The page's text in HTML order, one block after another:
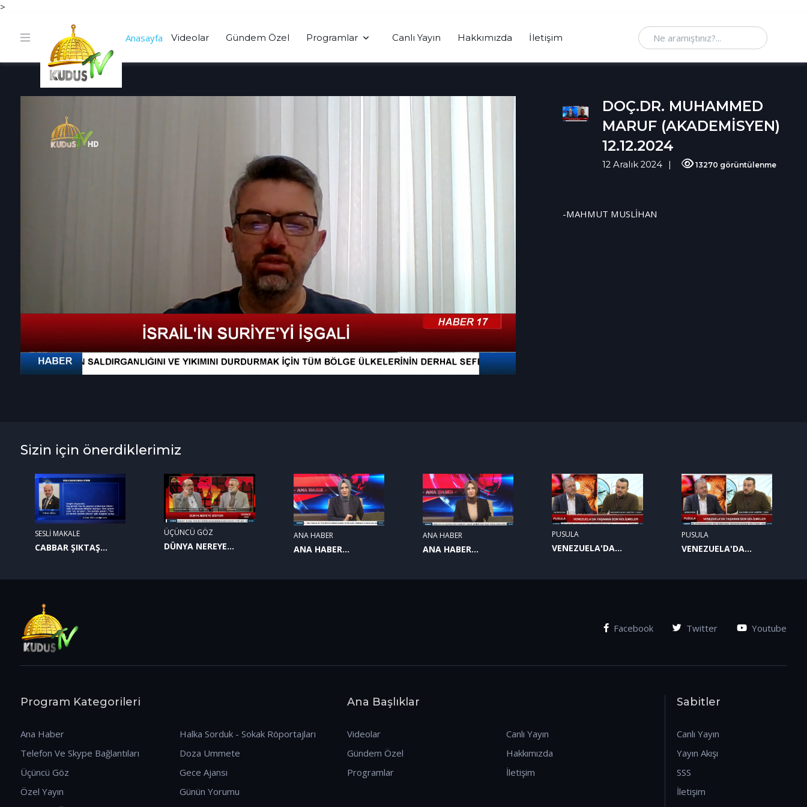
>
Anasayfa Videolar Gündem Özel Programlar Canlı Yayın Hakkımızda İletişim Ne aramıştınız
DOÇ.DR. MUHAMMED
MARUF (AKADEMİSYEN)
12.12.2024
12 Aralık 2024 13270 görüntülenme
-MAHMUT MUSLİHAN
Sizin için önerdiklerimiz
SESLİ MAKALE
CABBAR ŞIKTAŞ
ÜÇÜNCÜ GÖZ
DÜNYA NEREYE
ANA HABER
ANA HABER
ANA HABER
ANA HABER
PUSULA
VENEZUELA'DA
PUSULA
VENEZUELA'DA
Facebook Twitter Youtube
Program Kategorileri
Ana Haber
Telefon Ve Skype Bağlantıları
Üçüncü Göz
Özel Yayın
Halka Sorduk - Sokak Röportajları
Doza Ummete
Gece Ajansı
Günün Yorumu
Ana Başlıklar
Videolar
Gündem Özel
Programlar
Canlı Yayın
Hakkımızda
İletişim
Sabitler
Canlı Yayın
Yayın Akışı
SSS
İletişim